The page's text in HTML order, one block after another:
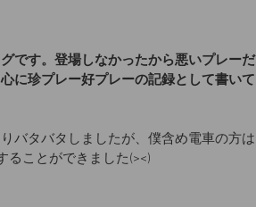
です。登場しなかったから悪いプレーだ
に珍プレー好プレーの記録として書いて
バタバタしましたが、僕含め電車の方は
ることができました(><)